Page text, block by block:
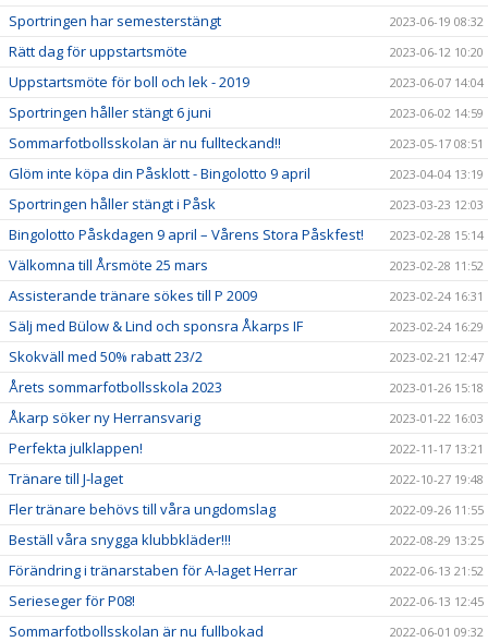
Sportringen har semesterstängt 2023-06-19 08:32
Rätt dag för uppstartsmöte 2023-06-12 10:20
Uppstartsmöte för boll och lek - 2019 2023-06-07 14:04
Sportringen håller stängt 6 juni 2023-06-02 14:59
Sommarfotbollsskolan är nu fullteckand!! 2023-05-17 08:51
Glöm inte köpa din Påsklott - Bingolotto 9 april 2023-04-04 13:19
Sportringen håller stängt i Påsk 2023-03-23 12:03
Bingolotto Påskdagen 9 april – Vårens Stora Påskfest! 2023-02-28 15:14
Välkomna till Årsmöte 25 mars 2023-02-28 11:52
Assisterande tränare sökes till P 2009 2023-02-24 16:31
Sälj med Bülow & Lind och sponsra Åkarps IF 2023-02-24 16:29
Skokväll med 50% rabatt 23/2 2023-02-21 12:47
Årets sommarfotbollsskola 2023 2023-01-26 15:18
Åkarp söker ny Herransvarig 2023-01-22 16:03
Perfekta julklappen! 2022-11-17 13:21
Tränare till J-laget 2022-10-27 19:48
Fler tränare behövs till våra ungdomslag 2022-09-26 11:55
Beställ våra snygga klubbkläder!!! 2022-08-29 13:25
Förändring i tränarstaben för A-laget Herrar 2022-06-13 21:52
Serieseger för P08! 2022-06-13 12:45
Sommarfotbollsskolan är nu fullbokad 2022-06-01 09:32